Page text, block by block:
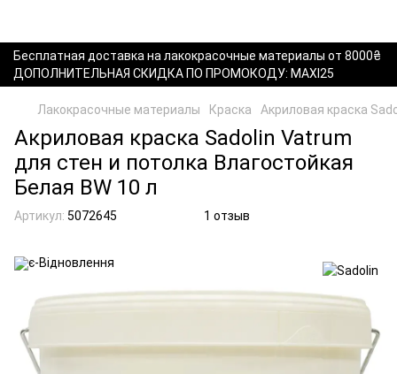
Бесплатная доставка на лакокрасочные материалы от 8000₴
ДОПОЛНИТЕЛЬНАЯ СКИДКА ПО ПРОМОКОДУ: MAXI25
Лакокрасочные материалы Краска Акриловая краска
Акриловая краска Sadolin Vatrum
для стен и потолка Влагостойкая
Белая BW 10 л
Артикул: 5072645 1 отзыв